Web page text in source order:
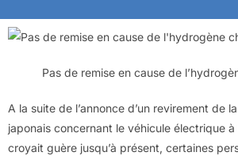
Pas de remise en cause de
A la suite de l’annonce d’un revirement de
japonais concernant le véhicule électrique
croyait guère jusqu’à présent, certaines